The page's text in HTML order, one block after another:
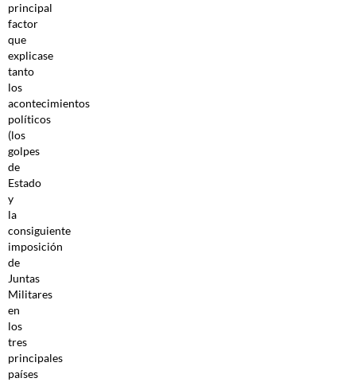
principal
factor
que
explicase
tanto
los
acontecimientos
políticos
(los
golpes
de
Estado
y
la
consiguiente
imposición
de
Juntas
Militares
en
los
tres
principales
países